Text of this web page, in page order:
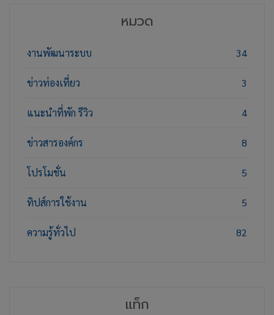
หมวด
งานพัฒนาระบบ 34
ข่าวท่องเที่ยว 3
แนะนำที่พัก รีวิว 4
ข่าวสารองค์กร 8
โปรโมชั่น 5
ทิปส์การใช้งาน 5
ความรู้ทั่วไป 82
แท็ก